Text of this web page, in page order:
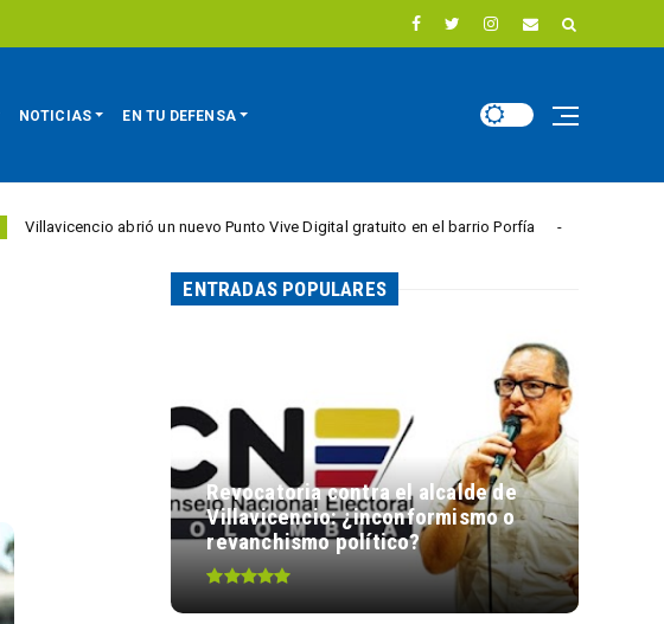
NOTICIAS EN TU DEFENSA
abrió un nuevo Punto Vive Digital gratuito en el barrio Porfía CIUDAD ACTIVA
ENTRADAS POPULARES
Revocatoria contra el alcalde de
Villavicencio: ¿inconformismo o
revanchismo político?